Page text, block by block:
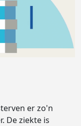
er zo'n
De ziekte is